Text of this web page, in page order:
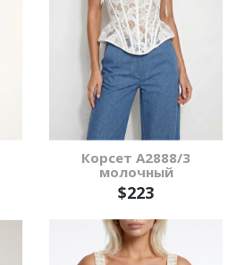
Корсет А2888/3
молочный
$223